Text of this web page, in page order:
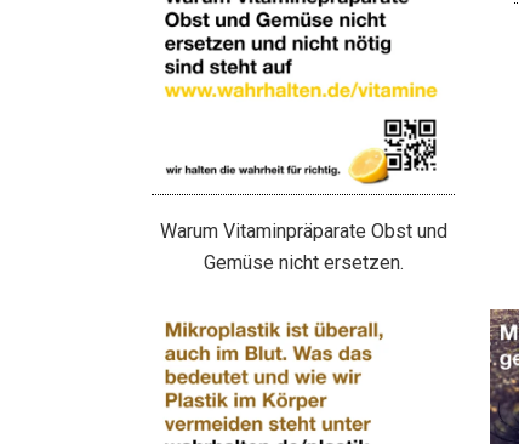
Warum Vitaminpräparate Obst und
Gemüse nicht ersetzen.